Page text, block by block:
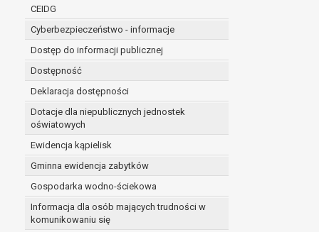
CEIDG
Cyberbezpieczeństwo - informacje
Dostęp do informacji publicznej
Dostępność
Deklaracja dostępności
Dotacje dla niepublicznych jednostek
oświatowych
Ewidencja kąpielisk
Gminna ewidencja zabytków
Gospodarka wodno-ściekowa
Informacja dla osób mających trudności w
komunikowaniu się
administratorowi bądź
niezbędność przetwarzania do celów
Z przyczyn związanych z Pani/Pana
on istnienie ważnych prawnie uzasadnionych
ustalenia, dochodzenia lub obrony roszczeń.
W przypadku gdy przetwarzanie danych osobowych
prawo do cofnięcia tej zgody w dowolnym momencie.
Przysługuje Pani/Panu prawo wniesienia skargi do
Organem właściwym do wniesienia skargi jest Prezes
W zależności od sfery, w której przetwarzane są
Pani/Pana dane nie będą poddawane